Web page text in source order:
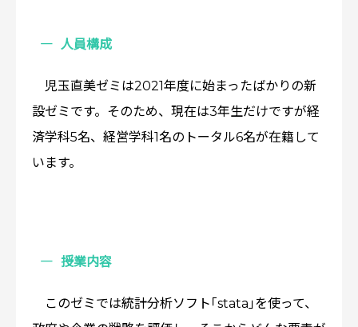
人員構成
児玉直美ゼミは2021年度に始まったばかりの新
設ゼミです。そのため、現在は3年生だけですが経
済学科5名、経営学科1名のトータル6名が在籍して
います。
授業内容
このゼミでは統計分析ソフト｢stata｣を使って、